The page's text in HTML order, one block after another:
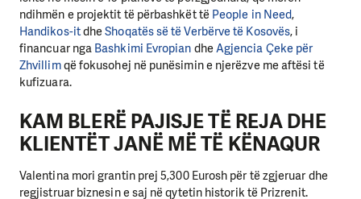
ndihmën e projektit të përbashkët të People in Need,
Handikos-itdheShoqatës së të Verbërve të Kosovës, i
financuar nga Bashkimi Evropian dhe Agjencia Çeke për
Zhvillimqë fokusohej në punësimin e njerëzve me aftësi të
kufizuara.
KAM BLERË PAJISJE TË REJA DHE
KLIENTËT JANË MË TË KËNAQUR
Valentina mori grantin prej 5,300 Eurosh për të zgjeruar dhe
regjistruar biznesin e saj në qytetin historik të Prizrenit.